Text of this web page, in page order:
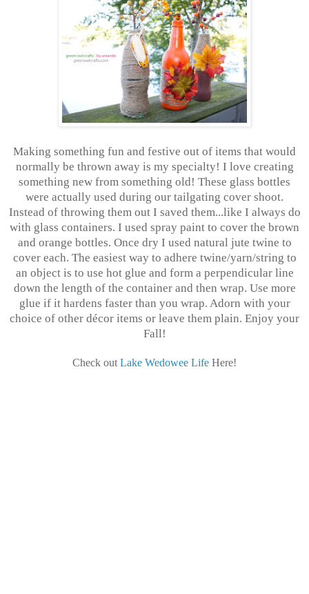
Making something fun and festive out of items that would
normally be thrown away is my specialty! I love creating
something new from something old! These glass bottles
were actually used during our tailgating cover shoot.
Instead of throwing them out I saved them...like I always do
with glass containers. I used spray paint to cover the brown
and orange bottles. Once dry I used natural jute twine to
cover each. The easiest way to adhere twine/yarn/string to
an object is to use hot glue and form a perpendicular line
down the length of the container and then wrap. Use more
glue if it hardens faster than you wrap. Adorn with your
choice of other décor items or leave them plain. Enjoy your
Fall!
Check out Lake Wedowee Life Here!